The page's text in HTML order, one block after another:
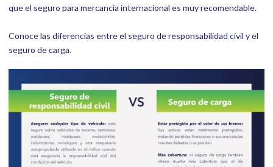
que el seguro para mercancía internacional es muy recomendable.
Conoce las diferencias entre el seguro de responsabilidad civil y el
seguro de carga.